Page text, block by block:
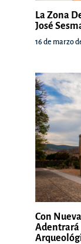
La Zona
José
16 de marzo
Con
Adentrará